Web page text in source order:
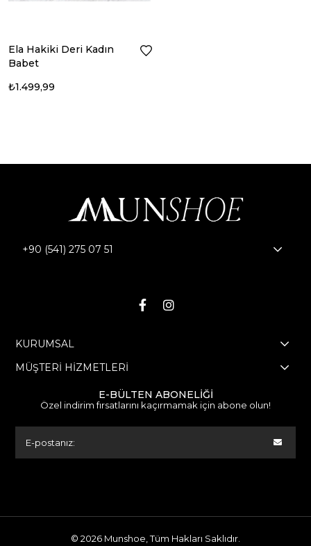
Ela Hakiki Deri Kadın
Babet
₺1.499,99
+90 (541) 275 07 51
KURUMSAL
MÜŞTERİ HİZMETLERİ
E-BÜLTEN ABONELİĞİ
Özel indirim fırsatlarını kaçırmamak için abone olun!
© 2026 Munshoe, Tüm Hakları Saklıdır.